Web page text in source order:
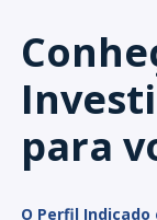
para
O Perfil